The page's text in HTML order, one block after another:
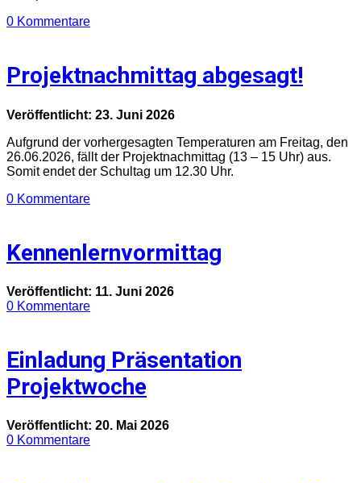
0 Kommentare
Projektnachmittag abgesagt!
Veröffentlicht: 23. Juni 2026
Aufgrund der vorhergesagten Temperaturen am Freitag, den
26.06.2026, fällt der Projektnachmittag (13 – 15 Uhr) aus.
Somit endet der Schultag um 12.30 Uhr.
0 Kommentare
Kennenlernvormittag
Veröffentlicht: 11. Juni 2026
0 Kommentare
Einladung Präsentation
Projektwoche
Veröffentlicht: 20. Mai 2026
0 Kommentare